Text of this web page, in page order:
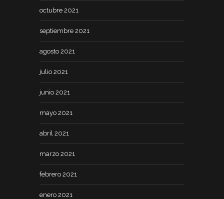
octubre 2021
septiembre 2021
agosto 2021
julio 2021
junio 2021
mayo 2021
abril 2021
marzo 2021
febrero 2021
enero 2021